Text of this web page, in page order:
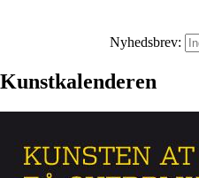
Nyhedsbrev:
Kunstkalenderen